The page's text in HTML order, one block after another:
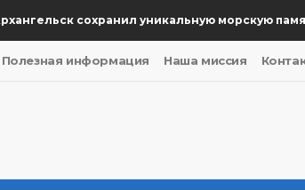
сохранил уникальную морскую память
Полезная информация Наша миссия